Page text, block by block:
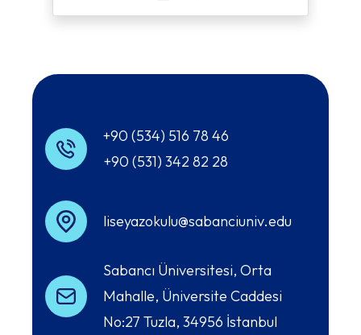
+90 (534) 516 78 46
+90 (531) 342 82 28
liseyazokulu@sabanciuniv.edu
Sabancı Üniversitesi, Orta
Mahalle, Üniversite Caddesi
No:27 Tuzla, 34956 İstanbul